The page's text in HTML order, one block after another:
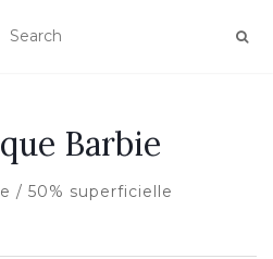
NAVIGATION
Barbie
/ 50% superficielle